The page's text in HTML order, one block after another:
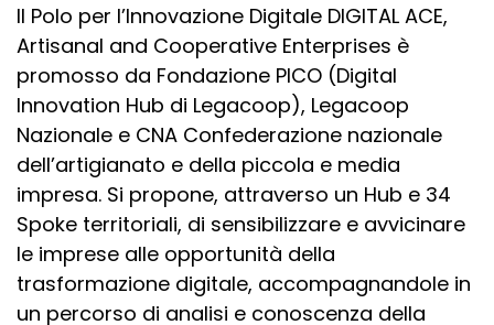
Il Polo per l’Innovazione Digitale DIGITAL ACE,
Artisanal and Cooperative Enterprises è
promosso da Fondazione PICO (Digital
Innovation Hub di Legacoop), Legacoop
Nazionale e CNA Confederazione nazionale
dell’artigianato e della piccola e media
impresa. Si propone, attraverso un Hub e 34
Spoke territoriali, di sensibilizzare e avvicinare
le imprese alle opportunità della
trasformazione digitale, accompagnandole in
un percorso di analisi e conoscenza della